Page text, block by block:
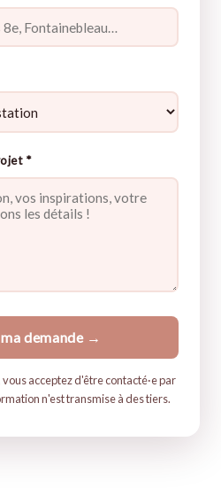
*
demande →
acceptez d'être contacté·e par
n'est transmise à des tiers.